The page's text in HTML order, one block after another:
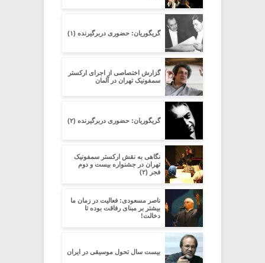
گریگوریان: حضوری دربرگیرنده (۱)
گزارش اختصاصی از اجرای ارکستر
سمفونیک تهران در آلمان
گریگوریان: حضوری دربرگیرنده (۲)
نگاهی به نقش ارکستر سمفونیک
تهران در جشنواره بیست و دوم
فجر (۲)
ناصر مسعودی: فعالیت در زمان ما
بیشتر بر مبنای رفاقت بوده تا
دخالت!
بیست سال تحول موسیقی در ایران